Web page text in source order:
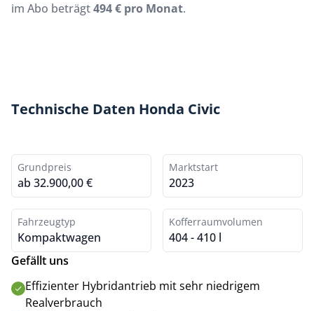
im Abo beträgt494 € pro Monat.
Technische Daten Honda Civic
Grundpreis
ab 32.900,00 €
Marktstart
2023
Fahrzeugtyp
Kompaktwagen
Kofferraumvolumen
404 - 410 l
Gefällt uns
Effizienter Hybridantrieb mit sehr niedrigem
Realverbrauch